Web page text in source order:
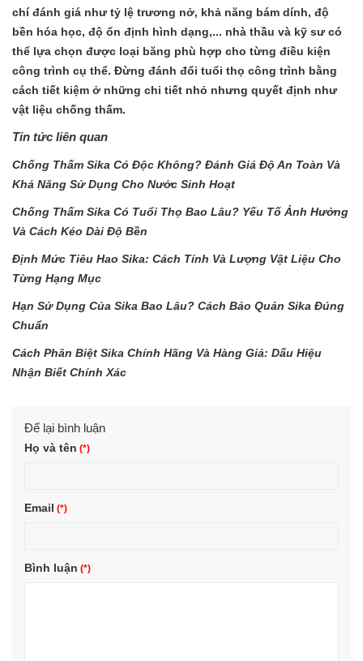
chí đánh giá như tỷ lệ trương nở, khả năng bám dính, độ
bền hóa học, độ ổn định hình dạng,... nhà thầu và kỹ sư có
thể lựa chọn được loại băng phù hợp cho từng điều kiện
công trình cụ thể. Đừng đánh đổi tuổi thọ công trình bằng
cách tiết kiệm ở những chi tiết nhỏ nhưng quyết định như
vật liệu chống thấm.
Tin tức liên quan
Chống Thấm Sika Có Độc Không? Đánh Giá Độ An Toàn Và
Khả Năng Sử Dụng Cho Nước Sinh Hoạt
Chống Thấm Sika Có Tuổi Thọ Bao Lâu? Yếu Tố Ảnh Hưởng
Và Cách Kéo Dài Độ Bền
Định Mức Tiêu Hao Sika: Cách Tính Và Lượng Vật Liệu Cho
Từng Hạng Mục
Hạn Sử Dụng Của Sika Bao Lâu? Cách Bảo Quản Sika Đúng
Chuẩn
Cách Phân Biệt Sika Chính Hãng Và Hàng Giả: Dấu Hiệu
Nhận Biết Chính Xác
Để lại bình luận
Họ và tên
Email
Bình luận